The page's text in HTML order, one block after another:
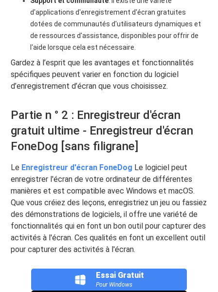
d'applications d'enregistrement d'écran gratuites
dotées de communautés d'utilisateurs dynamiques et
de ressources d'assistance, disponibles pour offrir de
l'aide lorsque cela est nécessaire.
Gardez à l’esprit que les avantages et fonctionnalités
spécifiques peuvent varier en fonction du logiciel
d’enregistrement d’écran que vous choisissez.
Partie n ° 2 : Enregistreur d'écran
gratuit ultime - Enregistreur d'écran
FoneDog [sans filigrane]
Le Enregistreur d'écran FoneDog Le logiciel peut
enregistrer l'écran de votre ordinateur de différentes
manières et est compatible avec Windows et macOS.
Que vous créiez des leçons, enregistriez un jeu ou fassiez
des démonstrations de logiciels, il offre une variété de
fonctionnalités qui en font un bon outil pour capturer des
activités à l'écran. Ces qualités en font un excellent outil
pour capturer des activités à l'écran.
Essai Gratuit
Pour Windows